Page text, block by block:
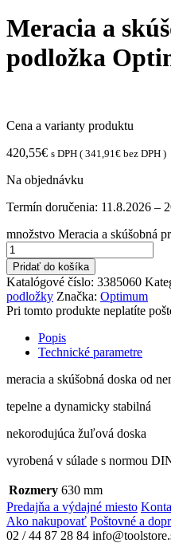
Meracia a
podložka
Cena a varianty produktu
420,55€ s DPH ( 341,91 € bez DPH )
Na objednávku
Termín doručenia: 11.8.2026 –
množstvo Meracia a skúšobná
Pridať do košíka
Katalógové číslo: 3385060
podložky Značka: Optimum
Pri tomto produkte neplatíte
Popis
Technické parametre
meracia a skúšobná doska od
tepelne a dynamicky stabilná
nekorodujúca žuľová doska
vyrobená v súlade s normou
Rozmery 630 mm
Predajňa a výdajné miesto
Ako nakupovať Poštovné a
02 / 44 87 28 84